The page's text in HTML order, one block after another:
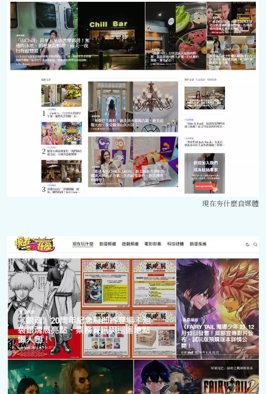
現在夯什麼自媒體